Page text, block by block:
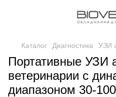
Каталог Диагностика УЗИ
Портативные УЗИ
ветеринарии с
диапазоном 30-